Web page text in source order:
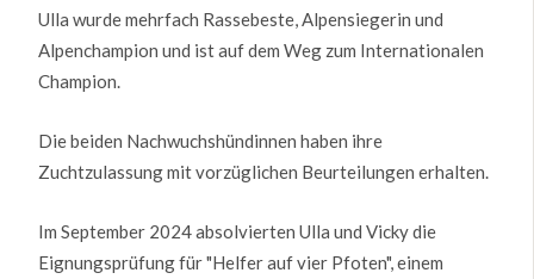
Ulla wurde mehrfach Rassebeste, Alpensiegerin und
Alpenchampion und ist auf dem Weg zum Internationalen
Champion.
Die beiden Nachwuchshündinnen haben ihre
Zuchtzulassung mit vorzüglichen Beurteilungen erhalten.
Im September 2024 absolvierten Ulla und Vicky die
Eignungsprüfung für "Helfer auf vier Pfoten", einem